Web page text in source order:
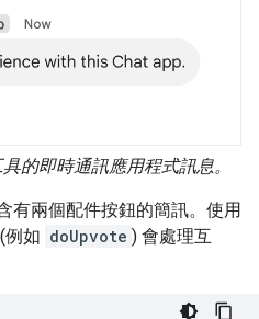
的即時通訊應用程式訊息。
有兩個配件按鈕的簡訊。使用
例如 doUpvote ) 會處理互